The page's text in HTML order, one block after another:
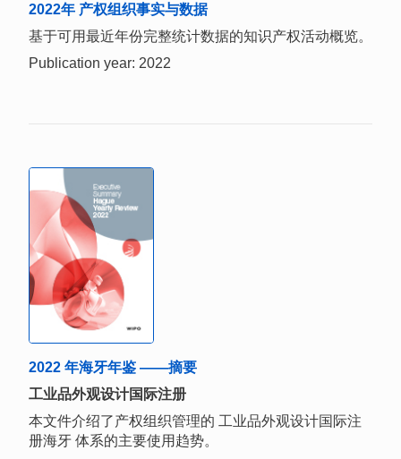
2022年 产权组织事实与数据
基于可用最近年份完整统计数据的知识产权活动概览。
Publication year: 2022
2022 年海牙年鉴 ——摘要
工业品外观设计国际注册
本文件介绍了产权组织管理的 工业品外观设计国际注
册海牙 体系的主要使用趋势。